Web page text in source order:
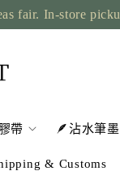
fair. In-store
帶 🪶沾水筆墨
& Customs